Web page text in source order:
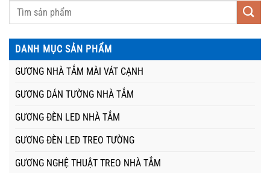
DANH MỤC SẢN PHẨM
GƯƠNG NHÀ TẮM MÀI VÁT CẠNH
GƯƠNG DÁN TƯỜNG NHÀ TẮM
GƯƠNG ĐÈN LED NHÀ TẮM
GƯƠNG ĐÈN LED TREO TƯỜNG
GƯƠNG NGHỆ THUẬT TREO NHÀ TẮM